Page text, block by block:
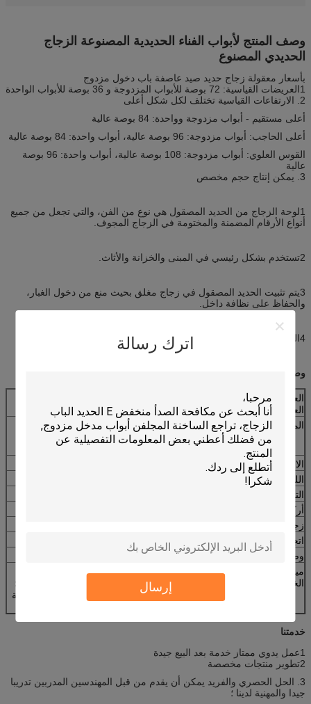
اترك رسالة
إرسال
وصف المنتج لأبواب الفناء الحديدية المصنوعة الزجاج
الحديدي المصنوع
بأسعار معقولة زجاج حديد صيد عاصفة باب دخول مزدوج
1العريضات القياسية: 72 بوصة للأبواب المزدوجة و 36 بوصة للأبواب الواحدة
2. الارتفاعات القياسية تختلف لكل شكل أعلى
أعلى مستقيم - أبواب مزدوجة وواحدة: 84 بوصة عالية
أعلى الحاجب: أبواب مزدوجة: 96 بوصة عالية، أبواب واحدة: 84 بوصة عالية
القوس العلوي: أبواب مزدوجة: 108 بوصة عالية، أبواب واحدة: 96 بوصة
عالية
3. يمكن إنتاج حجم مخصص
1لوحة الزجاج من الحديد المصقول هي نوع من الفن، والتي تجعل من جميع
أنواع الأرقام المضمنة والمختومة في الزجاج المجوف.
2تستخدم بشكل رئيسي في المبنى والخزانة والأثاث.
3يتم تثبيت الحديد المصقول في زجاج مغلق بحيث منع من دخول الغبار،
والحفاظ على نظافة داخل.
4اللوحة تحظى بشعبية كبيرة لدى العملاء بسبب فنانها وسلامتها وتزيينها.
وصف المنتج
العلامة التجارية/
العنصر#
المواد
الخشب الصلب بنسبة 100٪؛ القشرة الخشبية +
6mm/8mm MDF + قلب الخشب الشعبي + قشرة
الخشب.قلب الخشب + قشرة الخشب
الانتهاء
اللون
التصميم
أركيتراف
زجاج
اتجاه فتح
إلى الداخل أو إلى الخارج
وضع القفل
اليسار / اليمين
ميزات بابنا
الخشبي
10 سنوات على الأقل من الخبرة في إنتاج الأبواب
الخشبية ؛ صناعة اليد 100% ؛ التصميم المنحوت العميق ؛
الخشب المعالجة مسبقًا ؛ مقاومة للموت والماء ؛ مقاومة
خدمتنا
1عمل يدوي ممتاز خدمة بعد البيع جيدة
2تطوير منتجات مخصصة
3. الحل الحصري والفريد يمكن أن يقدم من قبل المهندسين المدربين تدريبا
جيدا والمهنية لدينا ؛